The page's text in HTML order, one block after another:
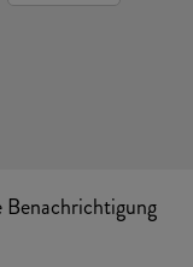
Benachrichtigung